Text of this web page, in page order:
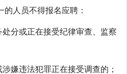
的人员不得报名应聘：
分或正在接受纪律审查、监察
嫌违法犯罪正在接受调查的；